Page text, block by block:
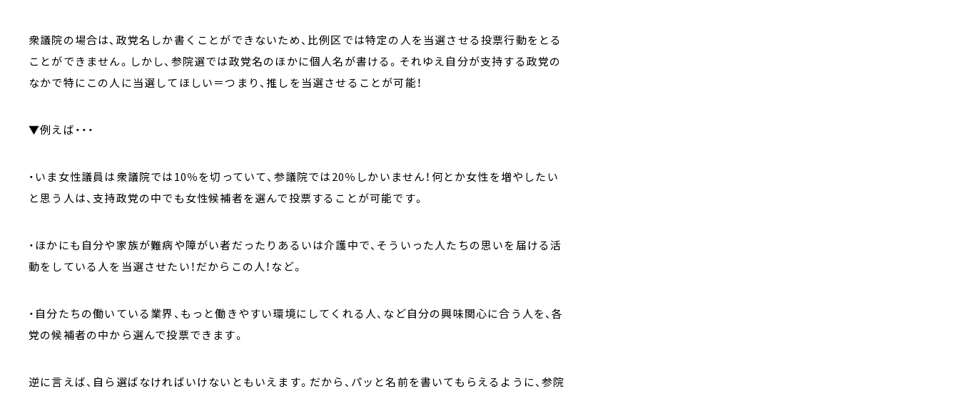
衆議院の場合は、政党名しか書くことができないため、比例区では特定の人を当選させる投票行動をとる
ことができません。しかし、参院選では政党名のほかに個人名が書ける。それゆえ自分が支持する政党の
なかで特にこの人に当選してほしい＝つまり、推しを当選させることが可能！
▼例えば・・・
・いま女性議員は衆議院では10％を切っていて、参議院では20％しかいません！何とか女性を増やしたい
と思う人は、支持政党の中でも女性候補者を選んで投票することが可能です。
・ほかにも自分や家族が難病や障がい者だったりあるいは介護中で、そういった人たちの思いを届ける活
動をしている人を当選させたい！だからこの人！など。
・自分たちの働いている業界、もっと働きやすい環境にしてくれる人、など自分の興味関心に合う人を、各
党の候補者の中から選んで投票できます。
逆に言えば、自ら選ばなければいけないともいえます。だから、パッと名前を書いてもらえるように、参院